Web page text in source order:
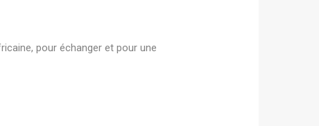
pour échanger et pour une